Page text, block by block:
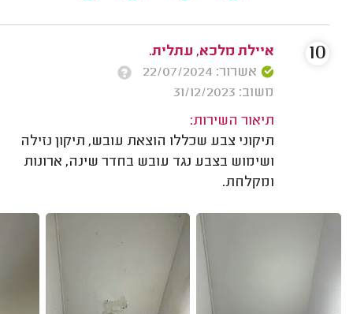
איילת מלכא, עתלית.
אשרור: 22/07/2024
משוב: 31/12/2023
תיאור השירות:
תיקוני צבע שכללו הוצאת עובש, תיקון נזילה
ושימוש בצבע נגד עובש בחדר שינה, ארונות
ומקלחת.
10